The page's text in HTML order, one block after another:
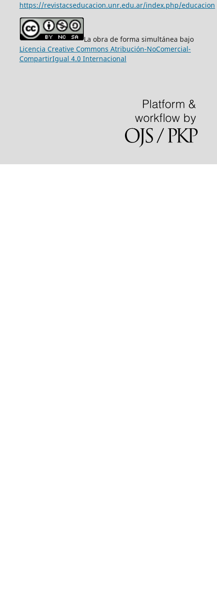
https://revistacseducacion.unr.edu.ar/index.php/educacion
La obra de forma simultánea bajo
Licencia Creative Commons Atribución-NoComercial-
CompartirIgual 4.0 Internacional